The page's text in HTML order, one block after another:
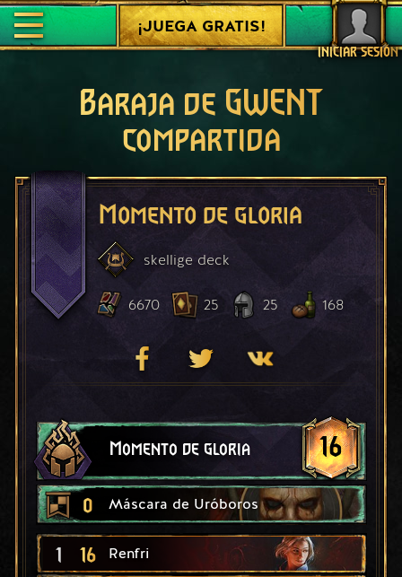
INICIAR SESIÓN
¡JUEGA GRATIS!
Baraja de GWENT
compartida
Momento de gloria
skellige deck
6670 25 25 168
Momento de gloria 16
0 Máscara de Uróboros
1 16 Renfri